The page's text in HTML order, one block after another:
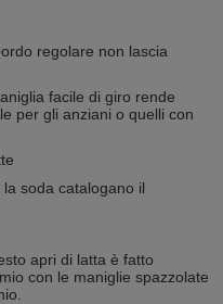
regolare non lascia
facile di giro rende
per gli anziani o quelli con
soda catalogano il
apri di latta è fatto
con le maniglie spazzolate